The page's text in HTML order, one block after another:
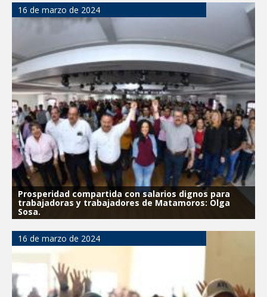
16 de marzo de 2024
Prosperidad compartida con salarios dignos para
trabajadoras y trabajadores de Matamoros: Olga
Sosa.
16 de marzo de 2024